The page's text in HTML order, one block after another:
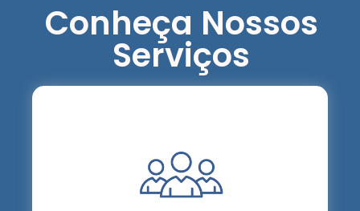
Conheça Nossos
Serviços
Contamos com uma equipe de acolhimento
pronta para te proporcionar todo suporte
necessário